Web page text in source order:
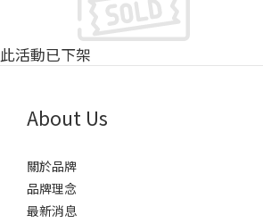
此活動已下架
About Us
關於品牌
品牌理念
最新消息